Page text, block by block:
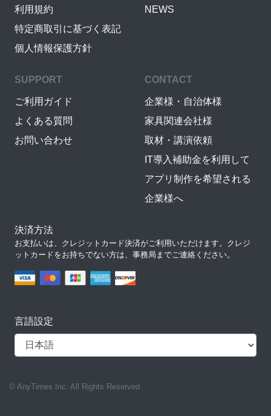
利用規約
特定商取引に基づく表記
個人情報保護方針
NEWS
SUPPORT
ご利用ガイド
よくある質問
お問い合わせ
CONTACT
企業様・自治体様
家具関連会社様
取材・講演依頼
IT導入補助金を利用して
アプリ制作を希望される
企業様へ
決済方法
お支払いは、クレジットカード決済がご利用いただけます。クレジ
ットカードをお持ちでない方は、事務局までご連絡ください。
言語設定
© AnyTimes Inc. All Rights Reserved